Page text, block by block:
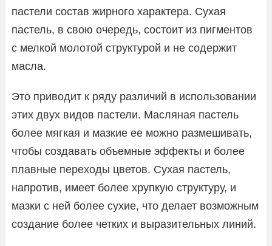
пастели состав жирного характера. Сухая
пастель, в свою очередь, состоит из пигментов
с мелкой молотой структурой и не содержит
масла.
Это приводит к ряду различий в использовании
этих двух видов пастели. Масляная пастель
более мягкая и мазкие ее можно размешивать,
чтобы создавать объемные эффекты и более
плавные переходы цветов. Сухая пастель,
напротив, имеет более хрупкую структуру, и
мазки с ней более сухие, что делает возможным
создание более четких и выразительных линий.